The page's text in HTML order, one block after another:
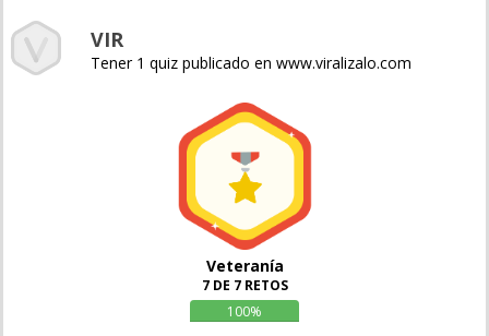
VIR
Tener 1 quiz publicado en www.viralizalo.com
Veteranía
7 DE 7 RETOS
100%